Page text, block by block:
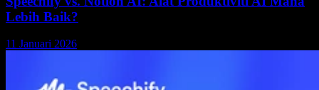
Lebih Baik?
11 Januari 2026